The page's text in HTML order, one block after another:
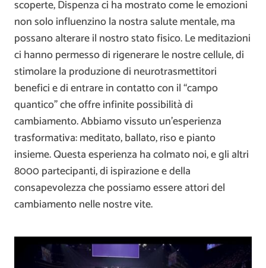
scoperte, Dispenza ci ha mostrato come le emozioni
non solo influenzino la nostra salute mentale, ma
possano alterare il nostro stato fisico. Le meditazioni
ci hanno permesso di rigenerare le nostre cellule, di
stimolare la produzione di neurotrasmettitori
benefici e di entrare in contatto con il “campo
quantico” che offre infinite possibilità di
cambiamento. Abbiamo vissuto un’esperienza
trasformativa: meditato, ballato, riso e pianto
insieme. Questa esperienza ha colmato noi, e gli altri
8000 partecipanti, di ispirazione e della
consapevolezza che possiamo essere attori del
cambiamento nelle nostre vite.